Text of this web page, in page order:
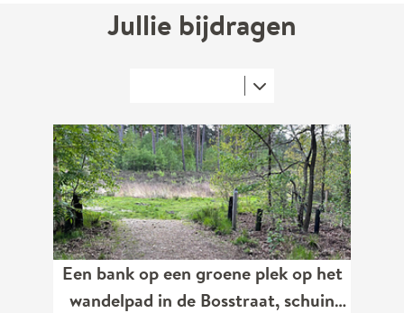
Jullie bijdragen
Een bank op een groene plek op het
wandelpad in de Bosstraat, schuin